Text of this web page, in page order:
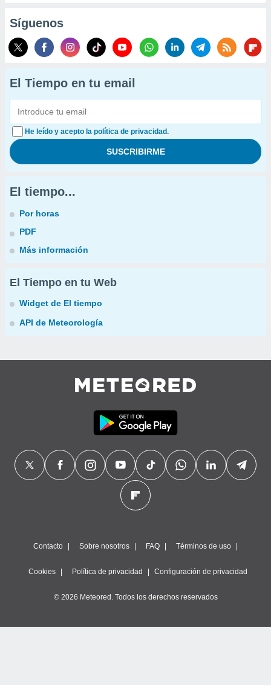
Síguenos
El Tiempo en tu email
He leído y acepto la política de privacidad.
El tiempo...
Por horas
PDF
Más información
El Tiempo en tu Web
Widget de El tiempo
API de Meteorología
Contacto Sobre nosotros FAQ Términos de uso
Cookies Política de privacidad Configuración de privacidad
© 2026 Meteored. Todos los derechos reservados